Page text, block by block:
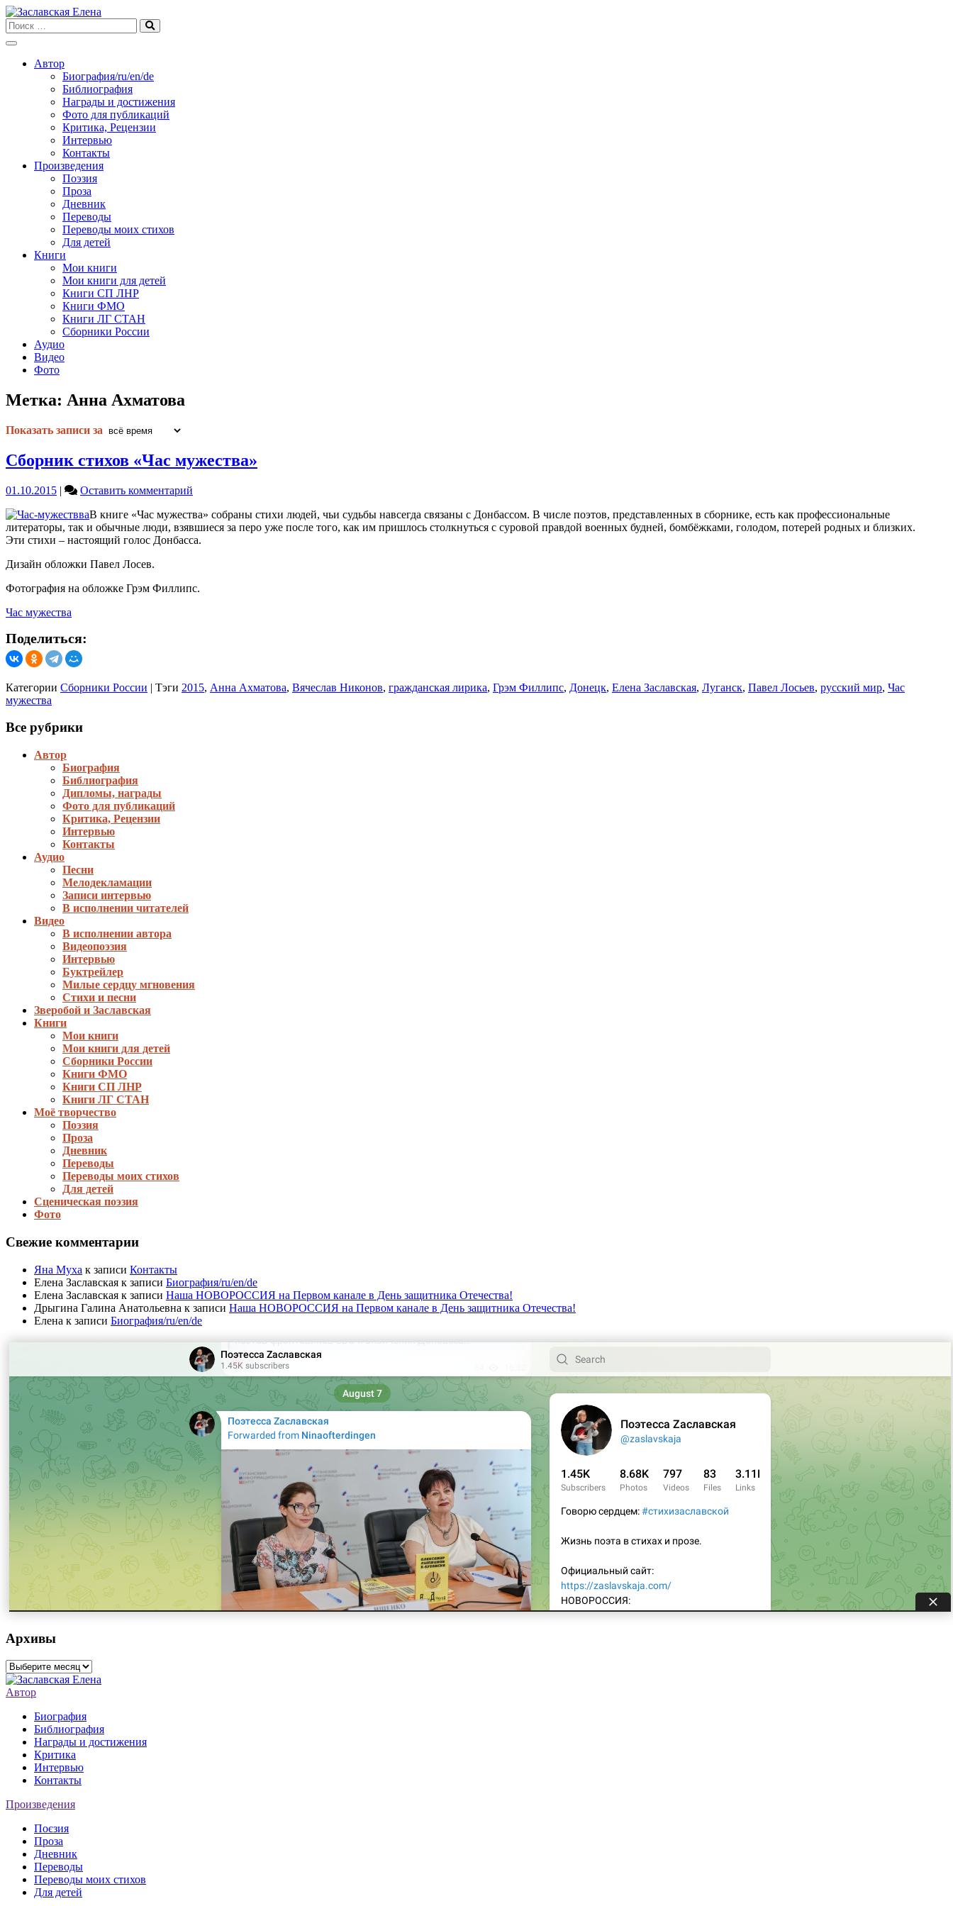
Skip
to
content
Автор
Биография/ru/en/de
Библиография
Награды и достижения
Фото для публикаций
Критика, Рецензии
Интервью
Контакты
Произведения
Поэзия
Проза
Дневник
Переводы
Переводы моих стихов
Для детей
Книги
Мои книги
Мои книги для детей
Книги СП ЛНР
Книги ФМО
Книги ЛГ СТАН
Сборники России
Аудио
Видео
Фото
Метка: Анна Ахматова
Показать записи за
Сборник стихов «Час мужества»
01.10.2015 | Оставить комментарий
стихов
«Час
мужества»
В книге «Час мужества» собраны стихи людей, чьи судьбы навсегда связаны с Донбассом. В числе поэтов, представленных в сборнике, есть как профессиональные
литераторы, так и обычные люди, взявшиеся за перо уже после того, как им пришлось столкнуться с суровой правдой военных будней, бомбёжками, голодом, потерей родных и близких.
Эти стихи – настоящий голос Донбасса.
Дизайн обложки Павел Лосев.
Фотография на обложке Грэм Филлипс.
Час мужества
Поделиться:
Категории Сборники России | Тэги 2015, Анна Ахматова, Вячеслав Никонов, гражданская лирика, Грэм Филлипс, Донецк, Елена Заславская, Луганск, Павел Лосьев, русский мир, Час
мужества
Все рубрики
Автор
Биография
Библиография
Дипломы, награды
Фото для публикаций
Критика, Рецензии
Интервью
Контакты
Аудио
Песни
Мелодекламации
Записи интервью
В исполнении читателей
Видео
В исполнении автора
Видеопоэзия
Интервью
Буктрейлер
Милые сердцу мгновения
Стихи и песни
Зверобой и Заславская
Книги
Мои книги
Мои книги для детей
Сборники России
Книги ФМО
Книги СП ЛНР
Книги ЛГ СТАН
Моё творчество
Поэзия
Проза
Дневник
Переводы
Переводы моих стихов
Для детей
Сценическая поэзия
Фото
Свежие комментарии
Яна Муха к записи Контакты
Елена Заславская к записи Биография/ru/en/de
Елена Заславская к записи Наша НОВОРОССИЯ на Первом канале в День защитника Отечества!
Дрыгина Галина Анатольевна к записи Наша НОВОРОССИЯ на Первом канале в День защитника Отечества!
Елена к записи Биография/ru/en/de
Архивы
Архивы
Автор
Биография
Библиография
Награды и достижения
Критика
Интервью
Контакты
Произведения
Поєзия
Проза
Дневник
Переводы
Переводы моих стихов
Для детей